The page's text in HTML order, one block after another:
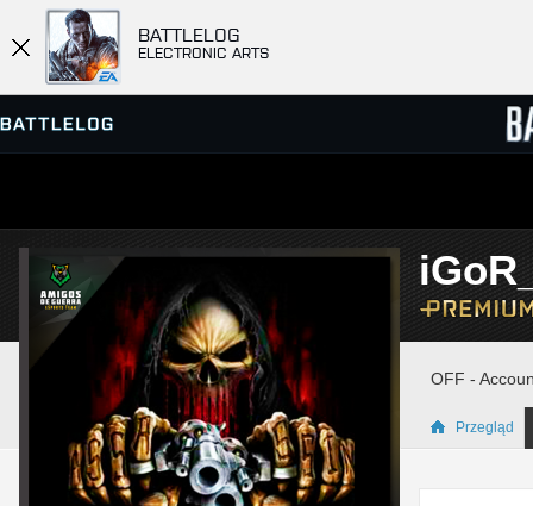
BATTLELOG
ELECTRONIC ARTS
PRZEGLĄDARKA SERWERÓW
GRY
OFF -
Przegląd